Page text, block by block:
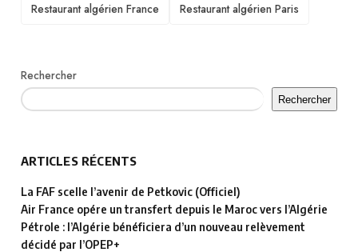
Restaurant algérien France
Restaurant algérien Paris
Rechercher
Rechercher
ARTICLES RÉCENTS
La FAF scelle l’avenir de Petkovic (Officiel)
Air France opére un transfert depuis le Maroc vers l’Algérie
Pétrole : l’Algérie bénéficiera d’un nouveau relèvement
décidé par l’OPEP+